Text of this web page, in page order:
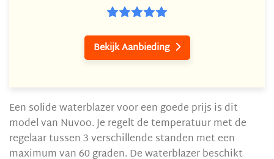
Bekijk Aanbieding 
Een solide waterblazer voor een goede prijs is dit
model van Nuvoo. Je regelt de temperatuur met de
regelaar tussen 3 verschillende standen met een
maximum van 60 graden. De waterblazer beschikt